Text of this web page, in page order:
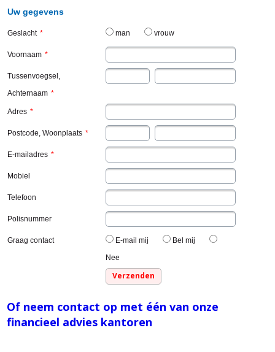
Uw gegevens
Geslacht * man vrouw
Voornaam *
Tussenvoegsel,
Achternaam *
Adres *
Postcode, Woonplaats *
E-mailadres *
Mobiel
Telefoon
Polisnummer
Graag contact E-mail mij
Bel mij
Nee
Of neem contact op met één van onze
financieel advies kantoren